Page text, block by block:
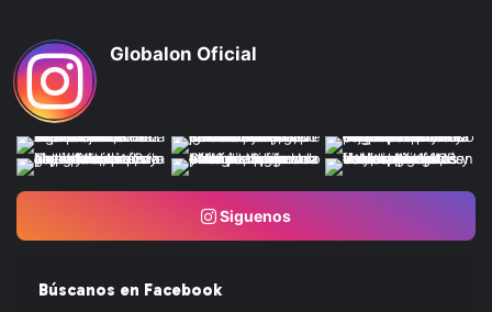
Globalon Oficial
Siguenos
Búscanos en Facebook